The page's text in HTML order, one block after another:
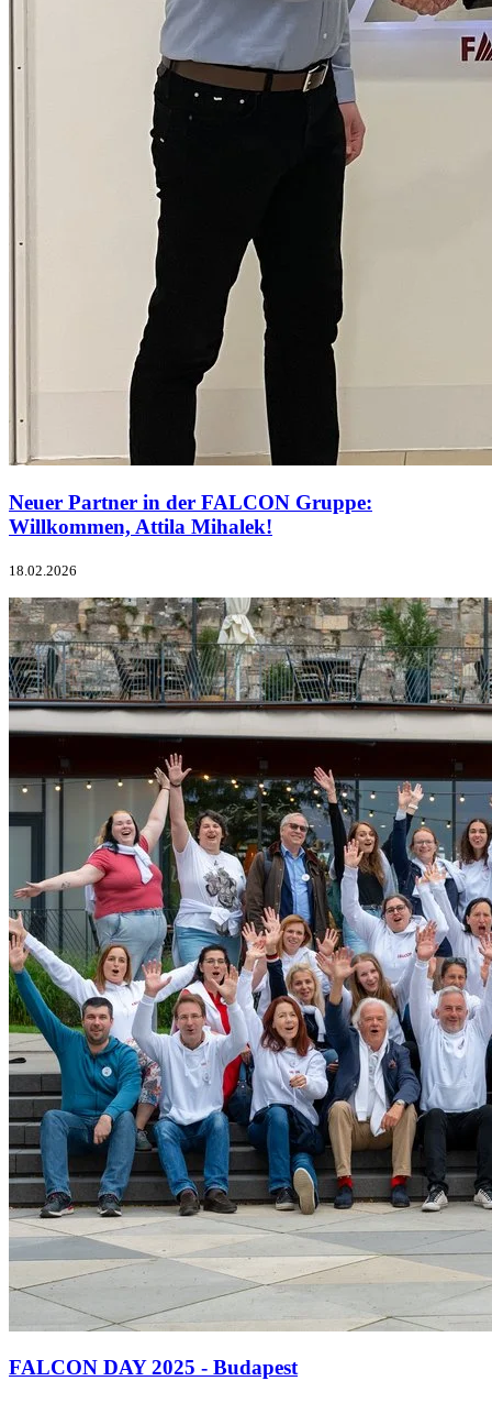
Neuer Partner in der FALCON Gruppe:
Willkommen, Attila Mihalek!
18.02.2026
FALCON DAY 2025 - Budapest